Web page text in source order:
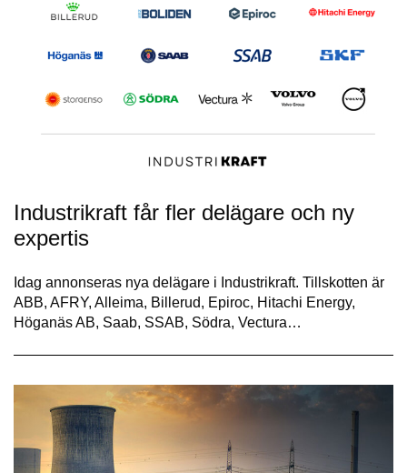
Industrikraft får fler delägare och ny
expertis
Idag annonseras nya delägare i Industrikraft. Tillskotten är
ABB, AFRY, Alleima, Billerud, Epiroc, Hitachi Energy,
Höganäs AB, Saab, SSAB, Södra, Vectura…